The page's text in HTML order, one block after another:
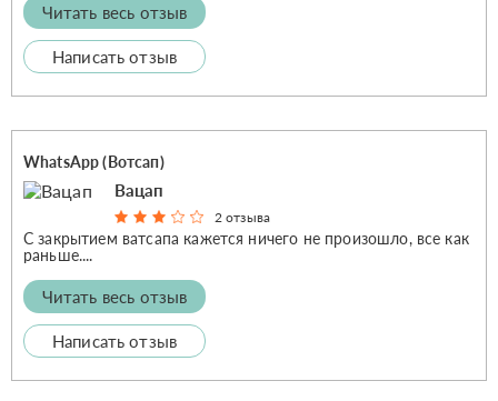
Читать весь отзыв
Написать отзыв
WhatsApp (Вотсап)
Вацап
2 отзыва
С закрытием ватсапа кажется ничего не произошло, все как
раньше....
Читать весь отзыв
Написать отзыв